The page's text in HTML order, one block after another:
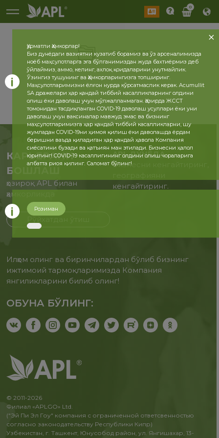
0
2026 2025
КАРЬЕРАНИ
БОШЛАШ
ҳозироқ APL билан
ҳамкорликда
APL ДУНЁДА
Бизнесни кенгайтиринг,
кенгайтиринг.
Илҳом олинг ва биринчилардан бўлиб бизнинг
ижтимоий тармоқларимизда Компания
янгиликларини билиб олинг!
ОБУНА БЎЛИНГ:
© 2011-2026
Филиал «APLGO» Ltd.
("Эй Пи Эл Гоу" компания с ограниченной ответсвенностью
согласно законодательству Республики Кипр)
Узбекистан, г. Ташкент, Юнусобод район, ул. Янгишахар, 13-
Ҳурматли Ҳамкорлар!
Биз дунёдаги вазиятни кузатиб борамиз ва ўз арсеналимизда
ноёб маҳсулотларга эга бўлганимиздан жуда бахтиёрмиз деб
ўйлаймиз, аммо, келинг, ахлоқ қоидаларини унутмайлик.
Ўзингиз тушунинг ва Ҳамкорларингизга топширинг.
Маҳсулотларимизни ёлғон нурда кўрсатмаслик керак. Acumullit
SA дражелари ҳар қандай тиббий касалликларнинг олдини
олиш ёки даволаш учун мўлжалланмаган. Ҳозирда ЖССТ
томонидан тасдиқланган COVID-19 даволаш усуллари ёки уни
даволаш учун ваксиналар мавжуд эмас ва бизнинг
маҳсулотларимизга ҳар қандай тиббий касалликларни, шу
жумладан COVID-19ни ҳимоя қилиш ёки даволашда ёрдам
беришни ваъда қиладиган ҳар қандай ҳавола Компания
сиёсатини бузади ва қатъиян ман этилади. Бизнесни ҳалол
юритинг! COVID-19 касаллигининг олдини олиш чораларига
албатта риоя қилинг. Саломат бўлинг!
Розиман